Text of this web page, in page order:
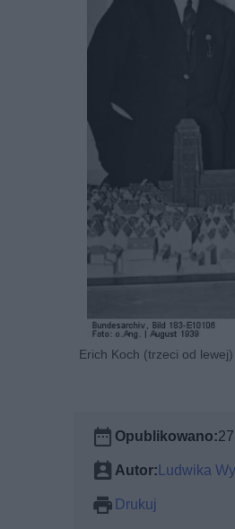
Erich Koch (trzeci od
Opublikowano:
Autor: Ludwika
Drukuj